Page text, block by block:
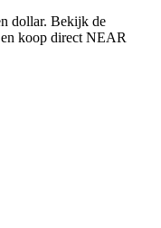
dollar. Bekijk de
koop direct NEAR